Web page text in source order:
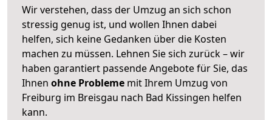
Wir verstehen, dass der Umzug an sich schon
stressig genug ist, und wollen Ihnen dabei
helfen, sich keine Gedanken über die Kosten
machen zu müssen. Lehnen Sie sich zurück – wir
haben garantiert passende Angebote für Sie, das
Ihnen ohne Probleme mit Ihrem Umzug von
Freiburg im Breisgau nach Bad Kissingen helfen
kann.